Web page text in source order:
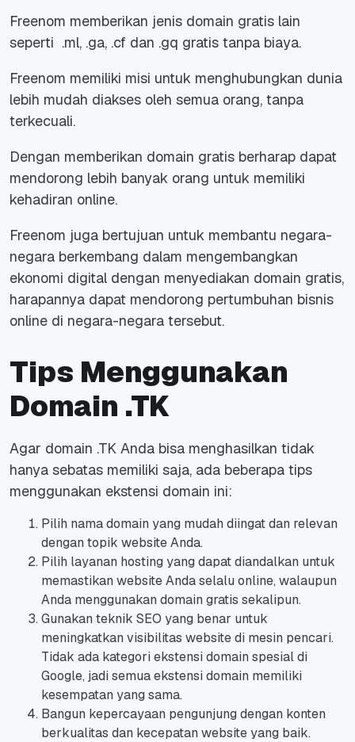
Freenom memberikan jenis domain gratis lain
seperti .ml, .ga, .cf dan .gq gratis tanpa biaya.
Freenom memiliki misi untuk menghubungkan dunia
lebih mudah diakses oleh semua orang, tanpa
terkecuali.
Dengan memberikan domain gratis berharap dapat
mendorong lebih banyak orang untuk memiliki
kehadiran online.
Freenom juga bertujuan untuk membantu negara-
negara berkembang dalam mengembangkan
ekonomi digital dengan menyediakan domain gratis,
harapannya dapat mendorong pertumbuhan bisnis
online di negara-negara tersebut.
Tips Menggunakan
Domain .TK
Agar domain .TK Anda bisa menghasilkan tidak
hanya sebatas memiliki saja, ada beberapa tips
menggunakan ekstensi domain ini:
Pilih nama domain yang mudah diingat dan relevan
dengan topik website Anda.
Pilih layanan hosting yang dapat diandalkan untuk
memastikan website Anda selalu online, walaupun
Anda menggunakan domain gratis sekalipun.
Gunakan teknik SEO yang benar untuk
meningkatkan visibilitas website di mesin pencari.
Tidak ada kategori ekstensi domain spesial di
Google, jadi semua ekstensi domain memiliki
kesempatan yang sama.
Bangun kepercayaan pengunjung dengan konten
berkualitas dan kecepatan website yang baik.